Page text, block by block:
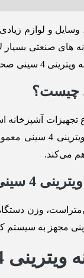
وسایل و لوازم
های صنعتی
صحبت کنیم.
ها را گرم و
می‌کند.
4 سینی
مجهز به سیستم
4 سینی